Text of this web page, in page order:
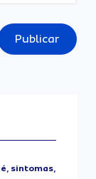
Publicar
sintomas,